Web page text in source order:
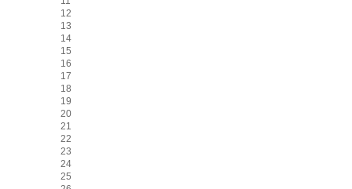
12
13
14
15
16
17
18
19
20
21
22
23
24
25